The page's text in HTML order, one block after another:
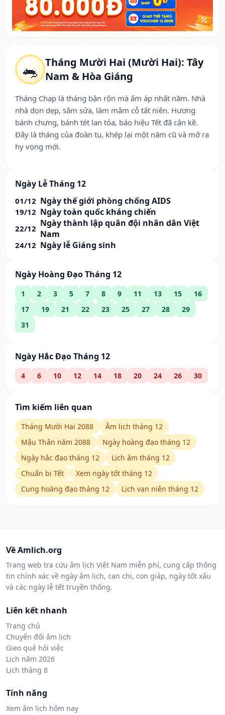
🐀 Tháng Mười Hai (Mười Hai): Tây
Nam & Hòa Giáng
Tháng Chạp là tháng bận rộn mà ấm áp nhất năm. Nhà
nhà dọn dẹp, sắm sửa, làm mâm cỗ tất niên. Hương
bánh chưng, bánh tét lan tỏa, báo hiệu Tết đã cận kề.
Đây là tháng của đoàn tụ, khép lại một năm cũ và mở ra
hy vọng mới.
Ngày Lễ Tháng 12
01/12 Ngày thế giới phòng chống AIDS
19/12 Ngày toàn quốc kháng chiến
22/12 Ngày thành lập quân đội nhân dân Việt
Nam
24/12 Ngày lễ Giáng sinh
Ngày Hoàng Đạo Tháng 12
1 2 3 5 7 8 9 11 13 15
16
17
19 21 22 23 25 27 28
29
31
Ngày Hắc Đạo Tháng 12
4 6 10 12 14 18 20 24 26 30
Tìm kiếm liên quan
Tháng Mười Hai 2088
Âm lịch tháng 12
Mậu Thân năm 2088
Ngày hoàng đạo tháng 12
Ngày hắc đạo tháng 12
Lịch âm tháng 12
Chuẩn bị Tết
Xem ngày tốt tháng 12
Cung hoàng đạo tháng 12
Lịch vạn niên tháng 12
Về Amlich.org
Trang web tra cứu âm lịch Việt Nam miễn phí, cung cấp thông
tin chính xác về ngày âm lịch, can chi, con giáp, ngày tốt xấu
và các ngày lễ tết truyền thống.
Liên kết nhanh
Trang chủ
Chuyển đổi âm lịch
Gieo quẻ hỏi việc
Lịch năm 2026
Lịch tháng 8
Tính năng
Xem âm lịch hôm nay